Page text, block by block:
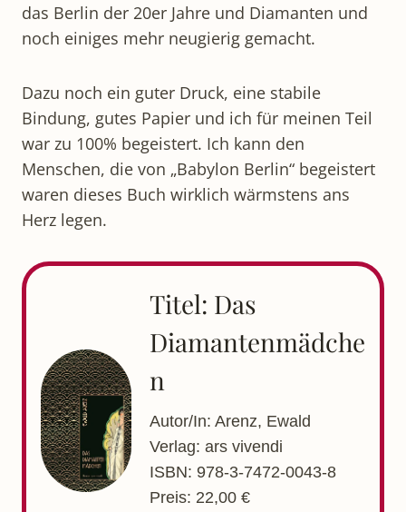
das Berlin der 20er Jahre und Diamanten und
noch einiges mehr neugierig gemacht.
Dazu noch ein guter Druck, eine stabile
Bindung, gutes Papier und ich für meinen Teil
war zu 100% begeistert. Ich kann den
Menschen, die von „Babylon Berlin“ begeistert
waren dieses Buch wirklich wärmstens ans
Herz legen.
Titel: Das
Diamantenmädche
n
Autor/In: Arenz, Ewald
Verlag: ars vivendi
ISBN: 978-3-7472-0043-8
Preis: 22,00 €